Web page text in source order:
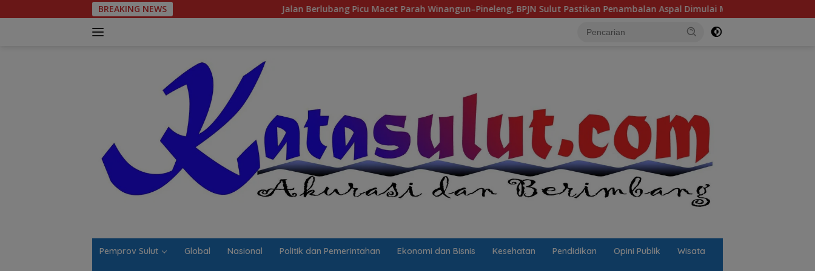
ke
BREAKING NEWS Jalan Berlubang Picu Macet Parah Winangun–Pineleng, BPJN Sulut Pastikan Penambalan Aspal Dimulai Malam Ini
Pemprov Sulut Global Nasional Politik dan Pemerintahan Ekonomi dan Bisnis Kesehatan Pendidikan Opini Publik Wisata